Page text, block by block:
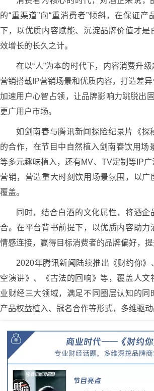
的“重渠道”向“重消费者”倾斜，在保证产
下，以优质内容赋能、沉淀品牌价值才是
效增长的长久之计。
在以“人”为本的时代下，内容消费升
营销搭载IP营销场景和优质内容，打造差
加速用户心智占领，让品牌影响力跳脱出
更广用户市场。
如剑南春与腾讯新闻探险纪录片《探
的合作，在节目中自然植入剑南春饮用场
等多元趣味植入，还有MV、TV定制等IP
营销，营造重大时刻饮用场景氛围，以广
覆盖。
同时，结合白酒的文化属性，将酒企
合。在平台背书前提下，以优质内容助力
情感连接，赢得目标消费者的品牌偏好，提
2020年腾讯新闻陆续推出《财约你》
空演讲》、《古法的回响》等，覆盖人文
业财经三大领域，满足不同圈层认知的同
产品权益植入、冠名合作等形式，多维驱动